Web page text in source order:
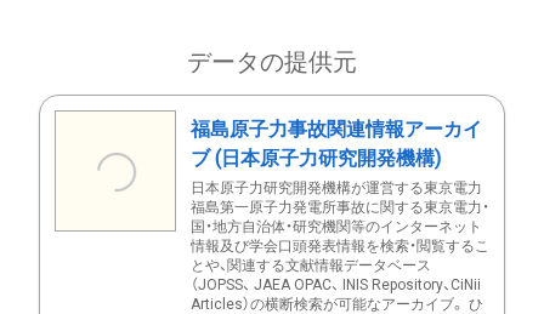
データの提供元
福島原子力事故関連情報アーカイ
ブ (日本原子力研究開発機構)
日本原子力研究開発機構が運営する東京電力
福島第一原子力発電所事故に関する東京電力・
国・地方自治体・研究機関等のインターネット
情報及び学会口頭発表情報を検索・閲覧するこ
とや、関連する文献情報データベース
（JOPSS、 JAEA OPAC、 INIS Repository、CiNii
Articles）の横断検索が可能なアーカイブ。 ひ